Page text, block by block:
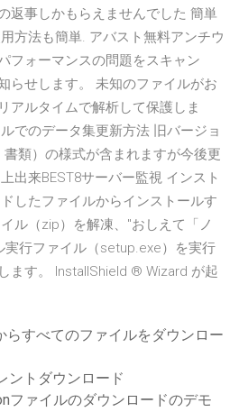
返事しかもらえませんでした 簡単
方法も簡単. アバスト無料アンチウ
フォーマンスの問題をスキャン
らせします。 未知のファイルがお
アルタイムで解析して保護しま
でのデータ集更新方法 旧バージョ
類）の様式が含まれますが今後更
出来BEST8サーバー監視 インスト
したファイルからインストールす
ル（zip）を解凍、"おしえて「ノ
実行ファイル（setup.exe）を実行
ます。 InstallShield ® Wizard が起
らすべてのファイルをダウンロー
ントダウンロード
ファイルのダウンロードのデモ